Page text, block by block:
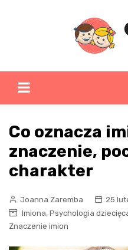
Co oznacza
znaczenie,
charakter
Joanna Zaremba
25
Imiona, Psychologia
Znaczenie imion